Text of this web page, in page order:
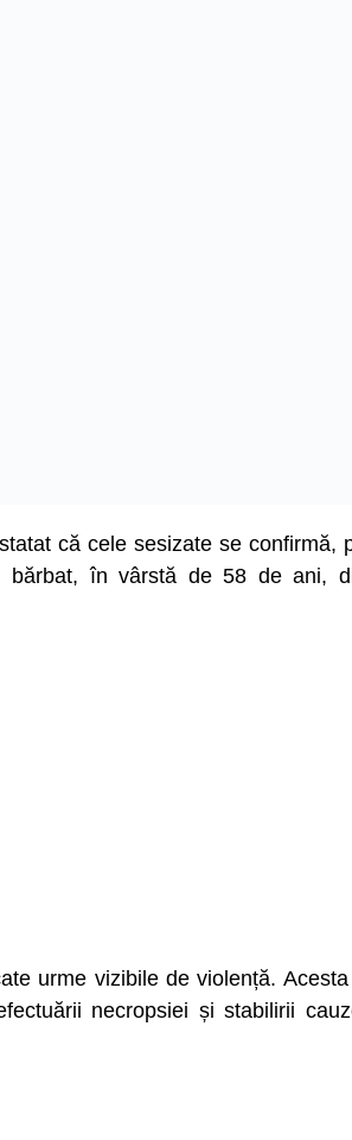
că cele sesizate se confirmă,
bărbat, în vârstă de 58 de ani,
urme vizibile de violență.
necropsiei și stabilirii